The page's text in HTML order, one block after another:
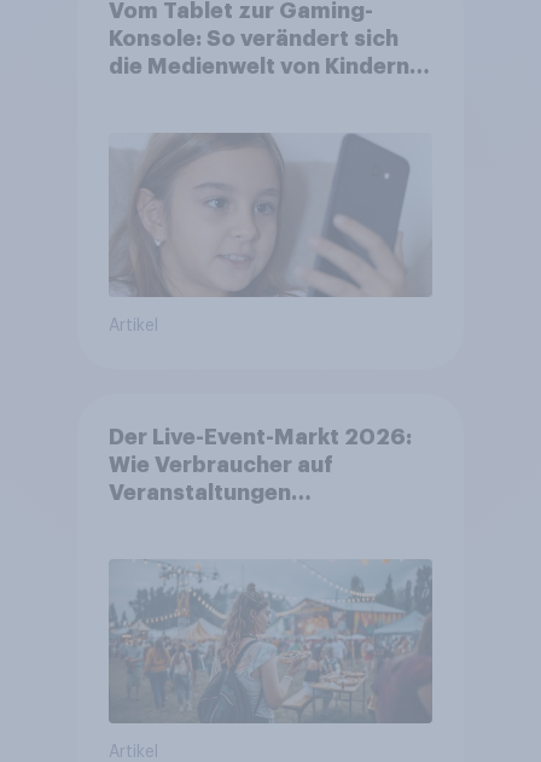
Vom Tablet zur Gaming-
Konsole: So verändert sich
die Medienwelt von Kindern
Artikel
Der Live-Event-Markt 2026:
Wie Verbraucher auf
Veranstaltungen
Artikel